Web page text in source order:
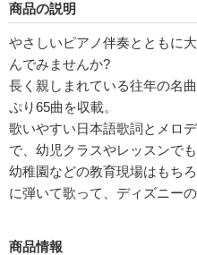
商品の説明
やさしいピアノ伴奏とともに
んでみませんか?
長く親しまれている往年の名
ぷり65曲を収載。
歌いやすい日本語歌詞とメロ
で、幼児クラスやレッスンで
幼稚園などの教育現場はもち
に弾いて歌って、ディズニー
商品情報